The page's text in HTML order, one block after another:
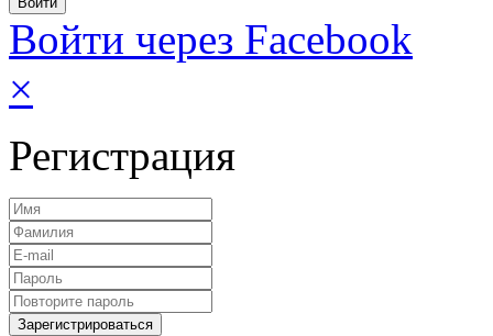
Войти через Facebook
×
Регистрация